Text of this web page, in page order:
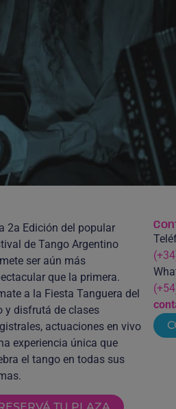
2a Edición del popular
de Tango Argentino
ser aún más
que la primera.
a la Fiesta Tanguera del
y disfrutá de clases
actuaciones en vivo
experiencia única que
el tango en todas sus
TU PLAZA